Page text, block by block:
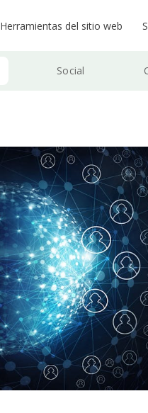
Herramientas del sitio web
Social